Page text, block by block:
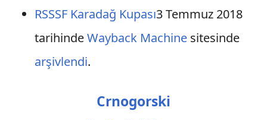
RSSSF Karadağ Kupası3 Temmuz 2018
tarihindeWayback Machinesitesinde
arşivlendi.
Crnogorski